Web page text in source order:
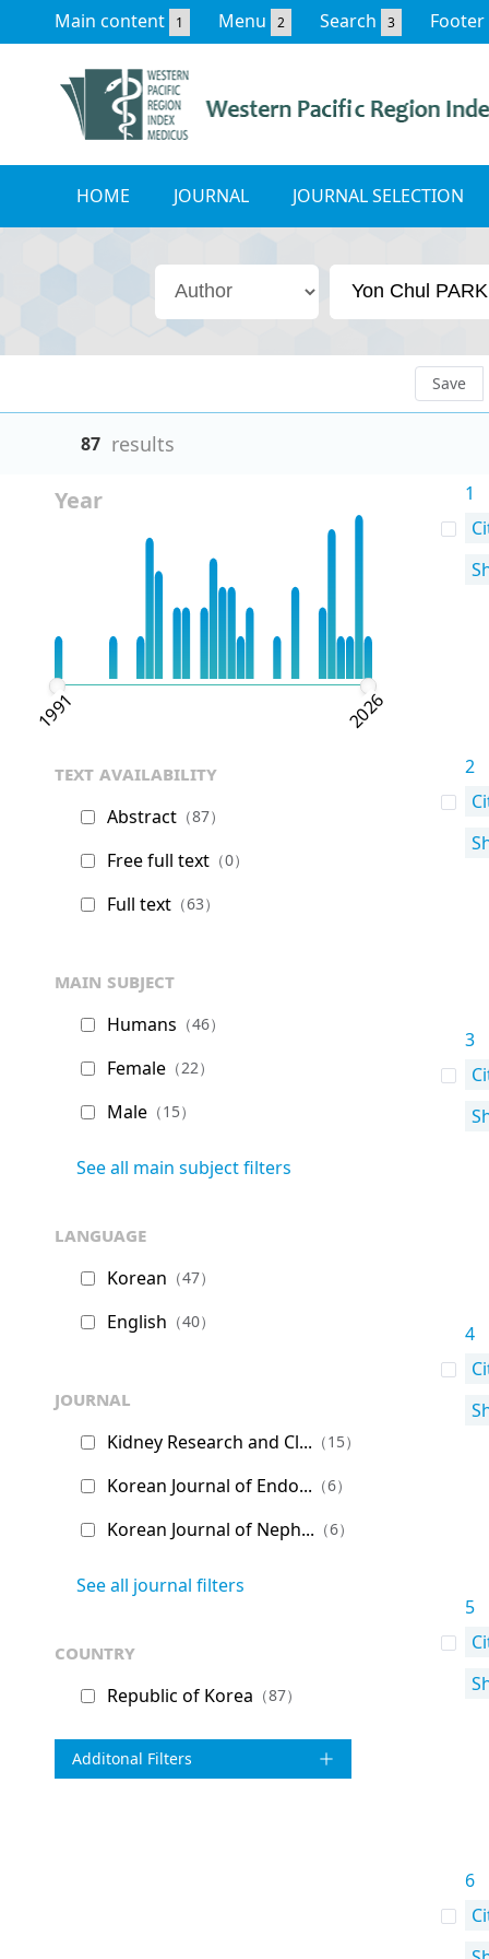
Main content 1 Menu 2 Search 3 Footer
HOME JOURNAL JOURNAL SELECTION
Save
87 results
Year
1991 2026
text availability
Abstract （87）
Free full text （0）
Full text （63）
main subject
Humans （46）
Female （22）
Male （15）
See all main subject filters
language
Korean （47）
English （40）
journal
Kidney Research and Cl... （15）
Korean Journal of Endo... （6）
Korean Journal of Neph... （6）
See all journal filters
country
Republic of Korea （87）
Additonal Filters
1
2
3
4
5
6